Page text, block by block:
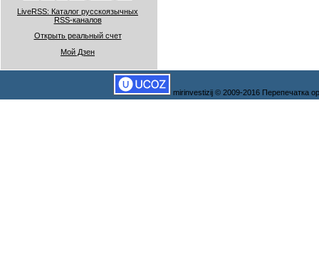
LiveRSS: Каталог русскоязычных
RSS-каналов
Открыть реальный счет
Мой Дзен
mirinvestizij © 2009-2016 Перепечатка